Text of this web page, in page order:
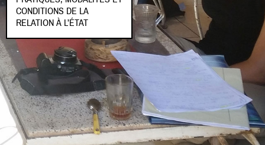
CONDITIONS DE LA
RELATION À L’ÉTAT